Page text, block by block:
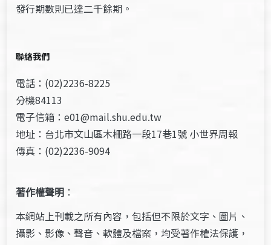
發行期數則已達二千餘期。
聯絡我們
電話：(02)2236-8225
分機84113
電子信箱：e01@mail.shu.edu.tw
地址：台北市文山區木柵路一段17巷1號 小世界周報
傳真：(02)2236-9094
著作權聲明 ：
本網站上刊載之所有內容，包括但不限於文字、圖片、
攝影、影像、聲音、軟體及檔案，均受著作權法保護，